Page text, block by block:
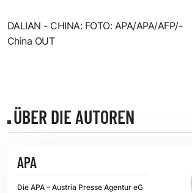
DALIAN - CHINA: FOTO: APA/APA/AFP/-
China OUT
ÜBER DIE AUTOREN
APA
Die APA – Austria Presse Agentur eG